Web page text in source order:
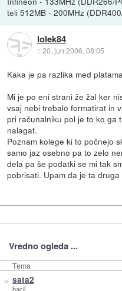
teli 512MB - 200MHz
lolek84
::20. jun 2006, 08:05
Kaka je pa razlika med
Mi je po eni strani že žal ker
vsaj nebi trebalo formatirat in
pri računalniku pol je to ko ga
nalagat.
Poznam kolege ki to počnejo
samo jaz osebno pa to zelo
dela pa še podatki se mi tak
pobrisati. Upam da je ta
Vredno ogleda ...
Tema
» sata2
bacil